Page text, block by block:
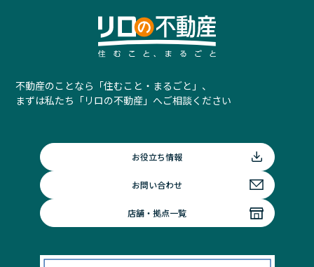
不動産のことなら「住むこと・まるごと」、
まずは私たち「リロの不動産」へご相談ください
お役立ち情報
お問い合わせ
店舗・拠点一覧